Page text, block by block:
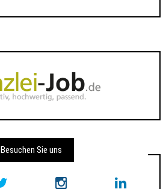
Besuchen Sie uns